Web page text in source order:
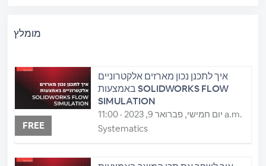
מומלץ
FREE
איך לתכנן נכון מארזים אלקטרוניים
באמצעות SOLIDWORKS FLOW
SIMULATION
יום חמישי, פברואר 9, 2023 · 11:00 a.m.
Systematics